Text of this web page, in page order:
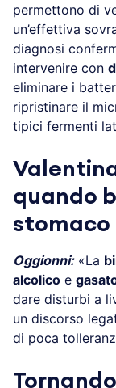
permettono di
un’effettiva
diagnosi
intervenire con
eliminare i
ripristinare il
tipici fermenti
quando
stomaco
Oggionni:«La
alcolico e
dare disturbi a
un discorso
di poca